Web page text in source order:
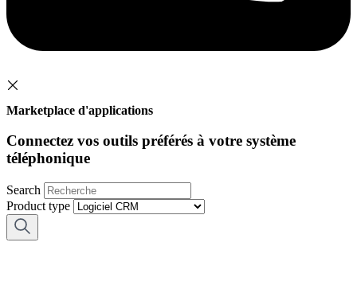
Marketplace d'applications
Connectez vos outils préférés à votre système
téléphonique
Search
Product type